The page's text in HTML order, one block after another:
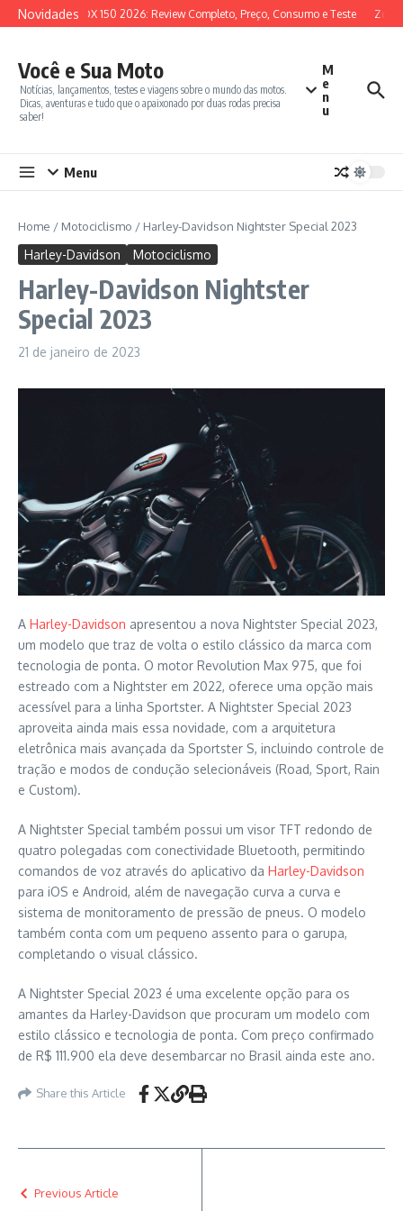
Ir para o conteúdo
Novidades
SYM ADX 150 2026: Review Completo, Preço, Consumo e Teste
Você e Sua Moto
Notícias, lançamentos, testes e viagens sobre o mundo das motos.
Dicas, aventuras e tudo que o apaixonado por duas rodas precisa
saber!
M
e
n
u
Menu
Home / Motociclismo / Harley-Davidson Nightster Special 2023
Harley-Davidson Motociclismo
Harley-Davidson Nightster
Special 2023
21 de janeiro de 2023
A Harley-Davidson apresentou a nova Nightster Special 2023,
um modelo que traz de volta o estilo clássico da marca com
tecnologia de ponta. O motor Revolution Max 975, que foi
estreado com a Nightster em 2022, oferece uma opção mais
acessível para a linha Sportster. A Nightster Special 2023
aproveita ainda mais essa novidade, com a arquitetura
eletrônica mais avançada da Sportster S, incluindo controle de
tração e modos de condução selecionáveis (Road, Sport, Rain
e Custom).
A Nightster Special também possui um visor TFT redondo de
quatro polegadas com conectividade Bluetooth, permitindo
comandos de voz através do aplicativo da Harley-Davidson
para iOS e Android, além de navegação curva a curva e
sistema de monitoramento de pressão de pneus. O modelo
também conta com um pequeno assento para o garupa,
completando o visual clássico.
A Nightster Special 2023 é uma excelente opção para os
amantes da Harley-Davidson que procuram um modelo com
estilo clássico e tecnologia de ponta. Com preço confirmado
de R$ 111.900 ela deve desembarcar no Brasil ainda este ano.
Share this Article
Previous Article